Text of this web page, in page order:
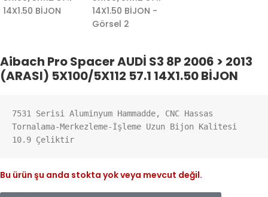
Aibach Pro Spacer AUDİ S3 8P 2006 > 2013
(ARASI) 5X100/5X112 57.1 14X1.50 BİJON
7531 Serisi Aluminyum Hammadde, CNC Hassas
Tornalama-Merkezleme-İşleme Uzun Bijon Kalitesi
10.9 Çeliktir
Bu ürün şu anda stokta yok veya mevcut değil.